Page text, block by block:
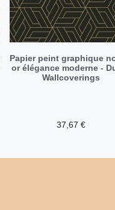
Papier peint graphique
or élégance moderne -
Wallcoverings
37,67 €